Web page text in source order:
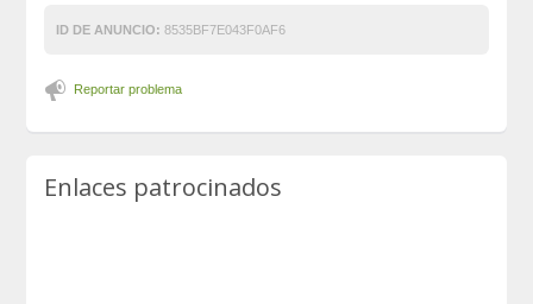
ID DE ANUNCIO: 8535BF7E043F0AF6
Reportar problema
Enlaces patrocinados